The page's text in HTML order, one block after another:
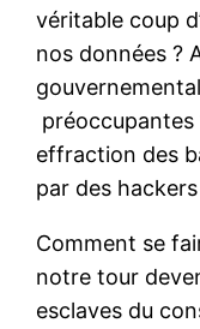
véritable coup
nos données ?
préoccupantes
effraction des
par des
Comment se
notre tour
esclaves du